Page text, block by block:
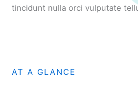
tincidunt nulla orci vulputate
AT A GLANCE